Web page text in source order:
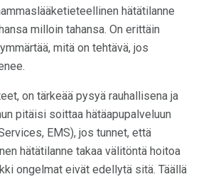
hätätilanne
milloin tahansa. On erittäin
mitä on tehtävä, jos
on tärkeää pysyä rauhallisena ja
pitäisi soittaa hätäapupalveluun
EMS), jos tunnet, että
hätätilanne takaa välitöntä hoitoa
ongelmat eivät edellytä sitä. Täällä